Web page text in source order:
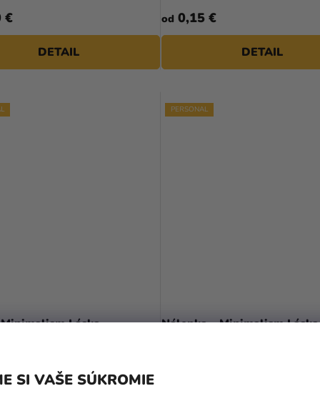
SI VAŠE SÚKROMIE
€
DETAIL
od 0,15 €
DETAIL
Láska
€
PERSONAL
Nálepka - Minimalism Láska